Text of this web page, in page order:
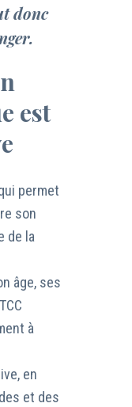
donc
est
permet
son
de la
âge, ses
à
en
et des